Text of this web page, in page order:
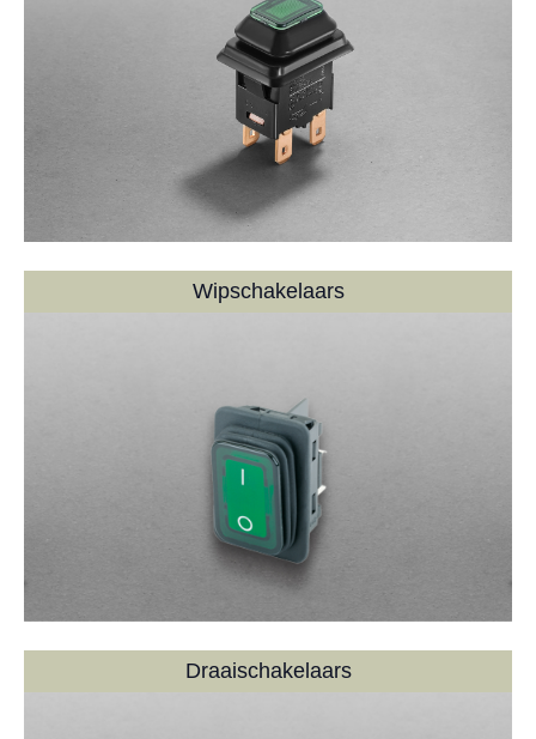
Wipschakelaars
Draaischakelaars